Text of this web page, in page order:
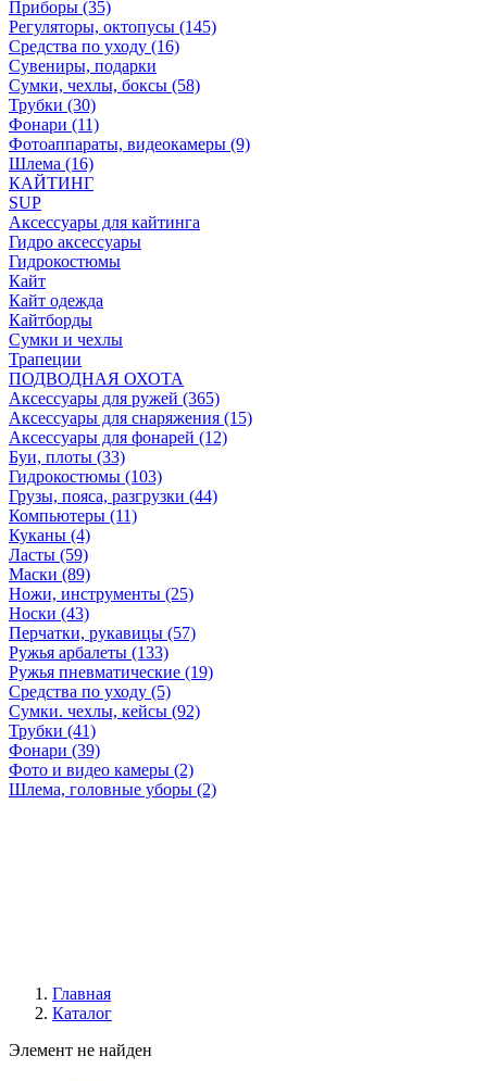
Приборы (35)
Регуляторы, октопусы (145)
Средства по уходу (16)
Сувениры, подарки
Сумки, чехлы, боксы (58)
Трубки (30)
Фонари (11)
Фотоаппараты, видеокамеры (9)
Шлема (16)
КАЙТИНГ
SUP
Аксессуары для кайтинга
Гидро аксессуары
Гидрокостюмы
Кайт
Кайт одежда
Кайтборды
Сумки и чехлы
Трапеции
ПОДВОДНАЯ ОХОТА
Аксессуары для ружей (365)
Аксессуары для снаряжения (15)
Аксессуары для фонарей (12)
Буи, плоты (33)
Гидрокостюмы (103)
Грузы, пояса, разгрузки (44)
Компьютеры (11)
Куканы (4)
Ласты (59)
Маски (89)
Ножи, инструменты (25)
Носки (43)
Перчатки, рукавицы (57)
Ружья арбалеты (133)
Ружья пневматические (19)
Средства по уходу (5)
Сумки. чехлы, кейсы (92)
Трубки (41)
Фонари (39)
Фото и видео камеры (2)
Шлема, головные уборы (2)
Главная
Каталог
Элемент не найден